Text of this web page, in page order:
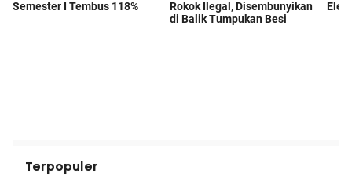
Terpopuler